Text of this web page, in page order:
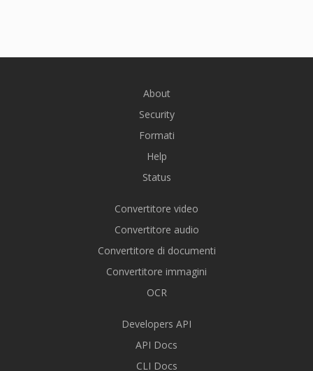
About
Security
Formati
Help
Status
Convertitore video
Convertitore audio
Convertitore di documenti
Convertitore immagini
OCR
Developers API
API Docs
CLI Docs